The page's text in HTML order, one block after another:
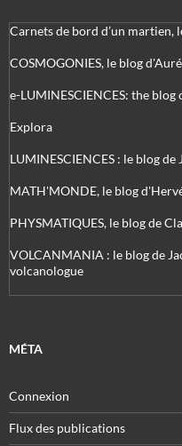
Carnets de bord d’un martien,
COSMOGONIES, le blog
e-LUMINESCIENCES: the
Explora
LUMINESCIENCES : le blog
MATH'MONDE, le blog
PHYSMATIQUES, le blog de
VOLCANMANIA : le blog de
volcanologue
MÉTA
Connexion
Flux des publications